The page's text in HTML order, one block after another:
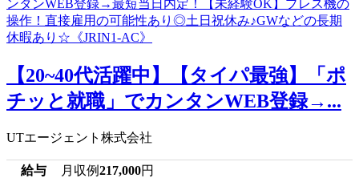
【20~40代活躍中】【タイパ最強】「ポ
チッと就職」でカンタンWEB登録→...
UTエージェント株式会社
給与 月収例217,000円